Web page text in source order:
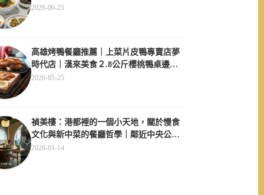
點、午間用餐不休息超方便
2026-06-25
高雄烤鴨餐廳推薦｜上菜片皮鴨專賣店夢
時代店｜漢來美食２.8公斤櫻桃鴨桌邊現
片
2026-05-25
禎美樓：港都裡的一個小天地，關於慢食
文化與新中菜的餐廳哲學｜鄰近中央公
園、大同醫院
2026-01-14